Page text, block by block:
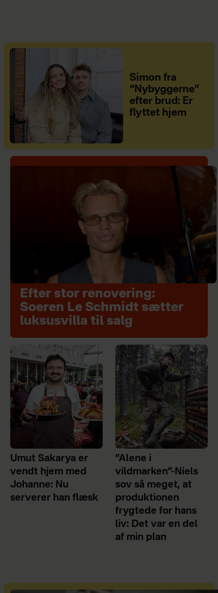
Simon fra
“Nybyggerne”
efter brud: Er
flyttet hjem
Efter stor renovering:
Soeren Le Schmidt sætter
luksusvilla til salg
Umut Sakarya er
vendt hjem med
Johanne: Nu
serverer han flæsk
”Alene i
vildmarken”-Niels
sov så meget, at
produktionen
frygtede for hans
liv: Det var en del
af min plan